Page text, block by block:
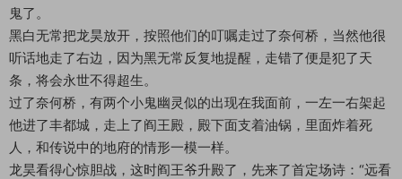
鬼了。
黑白无常把龙昊放开，按照他们的叮嘱走过了奈何桥，当然他很
听话地走了右边，因为黑无常反复地提醒，走错了便是犯了天
条，将会永世不得超生。
过了奈何桥，有两个小鬼幽灵似的出现在我面前，一左一右架起
他进了丰都城，走上了阎王殿，殿下面支着油锅，里面炸着死
人，和传说中的地府的情形一模一样。
龙昊看得心惊胆战，这时阎王爷升殿了，先来了首定场诗：“远看